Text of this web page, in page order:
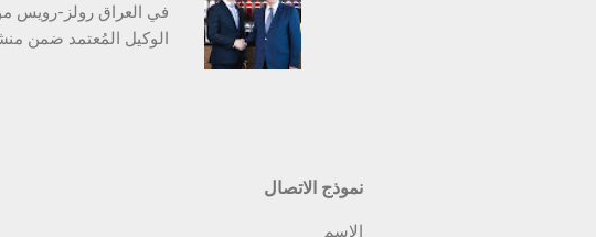
في العراق رولز-رويس
ويُرتقب أن تُظهر نمواً
نموذج الاتصال
الاسم